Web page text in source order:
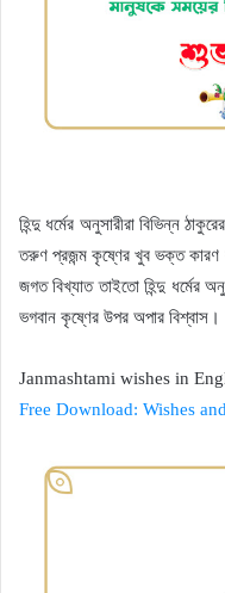
হিন্দু ধর্মের অনুসারীরা বিভিন্ন
তরুণ প্রজন্ম কৃষ্ণের খুব ভক্ত কারণ
জগত বিখ্যাত তাইতো হিন্দু ধর্মের
ভগবান কৃষ্ণের উপর অপার বিশ্বাস।
Janmashtami wishes in
Free Download: Wishes